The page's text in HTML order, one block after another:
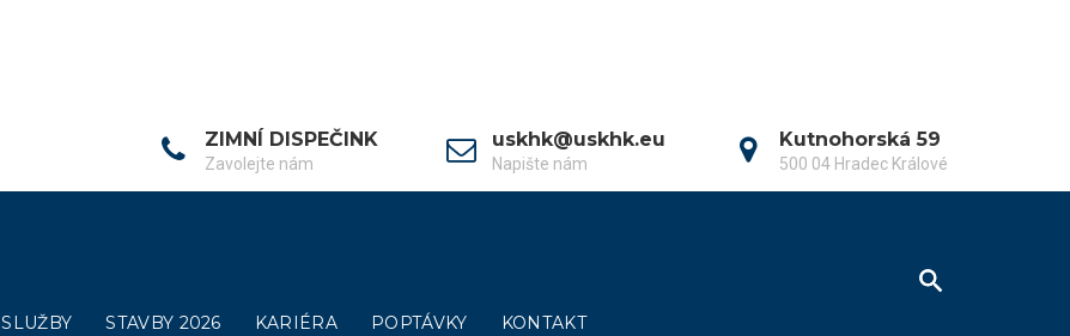
ZIMNÍ DISPEČINK
Zavolejte nám
uskhk@uskhk.eu
Napište nám
Kutnohorská 59
500 04 Hradec Králové
SLUŽBY STAVBY 2026 KARIÉRA POPTÁVKY KONTAKT